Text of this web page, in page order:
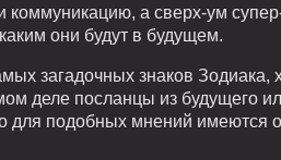
коммуникацию, а сверх-ум
они будут в будущем.
загадочных знаков Зодиака,
деле посланцы из будущего
для подобных мнений